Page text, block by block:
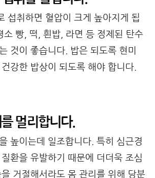
섭취하면 혈압이 크게 높아지게 됩
소 빵, 떡, 흰밥, 라면 등 정제된 탄수
것이 좋습니다. 밥은 되도록 현미
강한 밥상이 되도록 해야 합니다.
멀리합니다.
높이는데 일조합니다. 특히 심근경
환을 유발하기 때문에 더더욱 조심
거절해서라도 몸 관리를 위해 당분